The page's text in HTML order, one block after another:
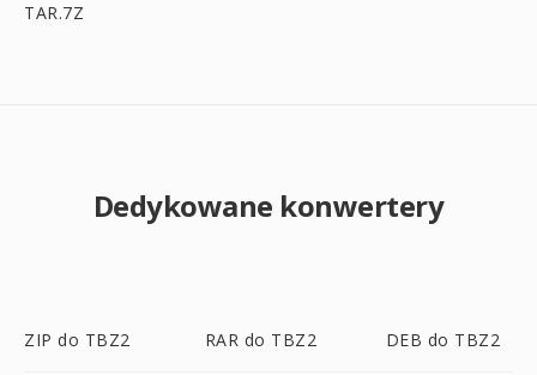
TAR.7Z
Dedykowane konwertery
ZIP do TBZ2 RAR do TBZ2 DEB do TBZ2